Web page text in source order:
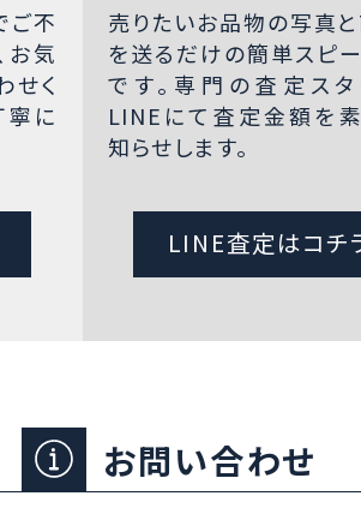
ご不
お気
せく
寧に
売りたいお品物の写真
を送るだけの簡単スピ
です。専門の査定ス
LINEにて査定金額を
知らせします。
LINE査定はコチ
お問い合わせ